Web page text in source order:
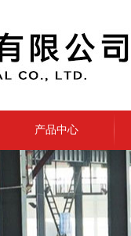
产品中心